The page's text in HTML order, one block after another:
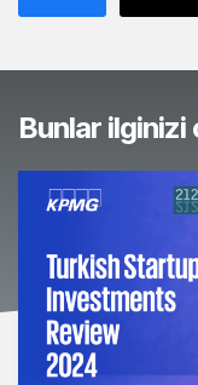
Bunlar